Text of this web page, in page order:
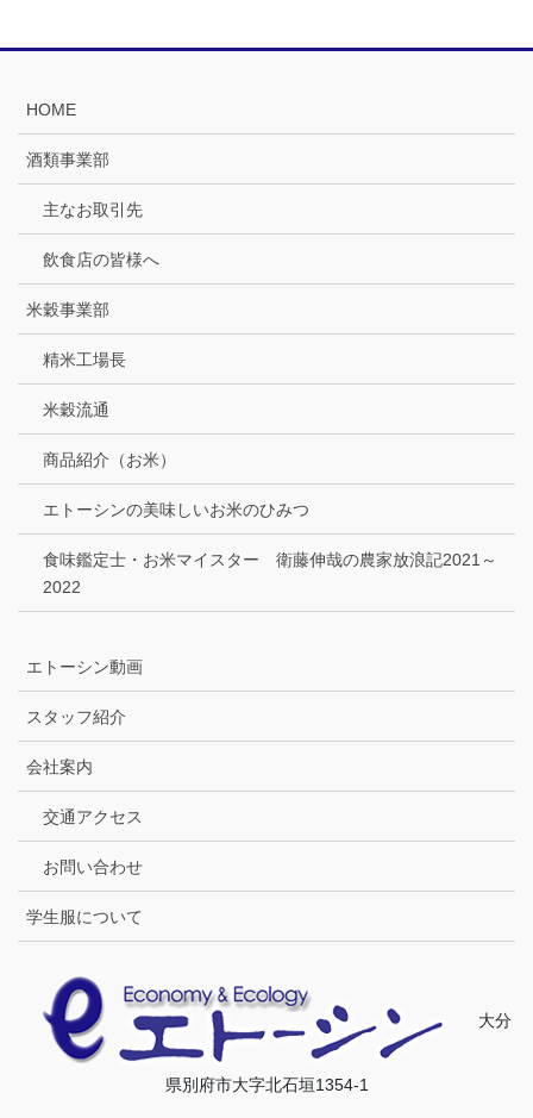
HOME
酒類事業部
主なお取引先
飲食店の皆様へ
米穀事業部
精米工場長
米穀流通
商品紹介（お米）
エトーシンの美味しいお米のひみつ
食味鑑定士・お米マイスター 衛藤伸哉の農家放浪記2021～
2022
エトーシン動画
スタッフ紹介
会社案内
交通アクセス
お問い合わせ
学生服について
大分
県別府市大字北石垣1354-1